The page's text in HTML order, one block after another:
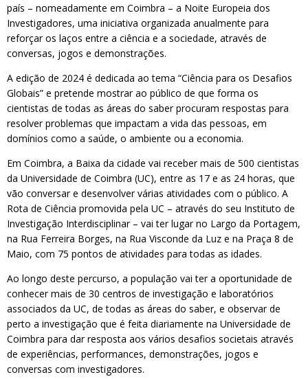
país – nomeadamente em Coimbra – a Noite Europeia dos
Investigadores, uma iniciativa organizada anualmente para
reforçar os laços entre a ciência e a sociedade, através de
conversas, jogos e demonstrações.
A edição de 2024 é dedicada ao tema “Ciência para os Desafios
Globais” e pretende mostrar ao público de que forma os
cientistas de todas as áreas do saber procuram respostas para
resolver problemas que impactam a vida das pessoas, em
domínios como a saúde, o ambiente ou a economia.
Em Coimbra, a Baixa da cidade vai receber mais de 500 cientistas
da Universidade de Coimbra (UC), entre as 17 e as 24 horas, que
vão conversar e desenvolver várias atividades com o público. A
Rota de Ciência promovida pela UC – através do seu Instituto de
Investigação Interdisciplinar – vai ter lugar no Largo da Portagem,
na Rua Ferreira Borges, na Rua Visconde da Luz e na Praça 8 de
Maio, com 75 pontos de atividades para todas as idades.
Ao longo deste percurso, a população vai ter a oportunidade de
conhecer mais de 30 centros de investigação e laboratórios
associados da UC, de todas as áreas do saber, e observar de
perto a investigação que é feita diariamente na Universidade de
Coimbra para dar resposta aos vários desafios societais através
de experiências, performances, demonstrações, jogos e
conversas com investigadores.